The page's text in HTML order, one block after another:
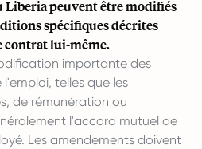
Liberia peuvent être modifiés
spécifiques décrites
contrat lui-même.
importante des
telles que les
de rémunération ou
l'accord mutuel de
Les amendements doivent